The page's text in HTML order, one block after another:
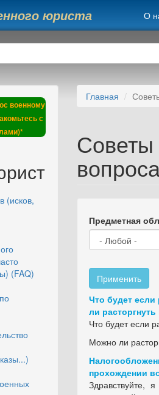
юриста О
военному
с
(исков,
(FAQ)
Главная
Советы
Предметная
Применить
Что будет если
ли
Что будет если
Можно ли
прохождении
Здравствуйте,